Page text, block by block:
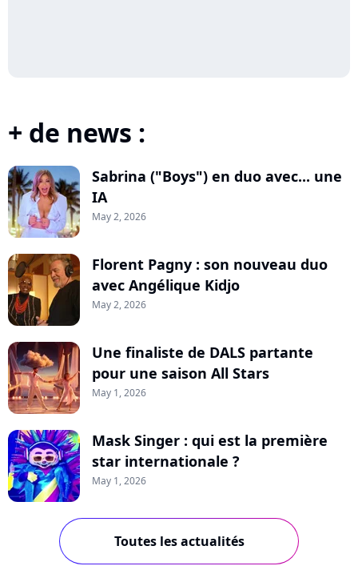
+ de news :
Sabrina ("Boys") en duo avec... une
IA
May 2, 2026
Florent Pagny : son nouveau duo
avec Angélique Kidjo
May 2, 2026
Une finaliste de DALS partante
pour une saison All Stars
May 1, 2026
Mask Singer : qui est la première
star internationale ?
May 1, 2026
Toutes les actualités